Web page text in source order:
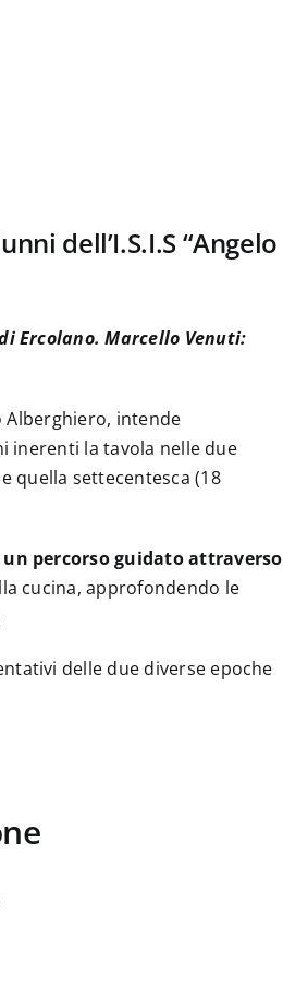
dell’I.S.I.S “Angelo
Ercolano. Marcello Venuti:
Alberghiero, intende
inerenti la tavola nelle due
quella settecentesca (18
un percorso guidato attraverso
cucina, approfondendo le
delle due diverse epoche